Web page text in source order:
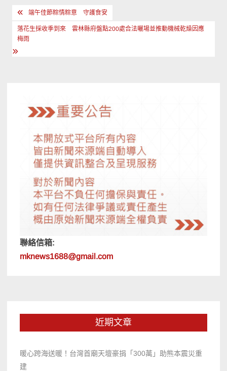
文
章
導
端午佳節粽情粽意 守護食安
落花生採收季到來 雲林縣府盤點200處合法曬場並推動機械乾燥因應
梅雨
聯絡信箱:
mknews1688@gmail.com
近期文章
暖心跨海送暖！台灣首廟天壇豪捐「300萬」助熊本震災重
建